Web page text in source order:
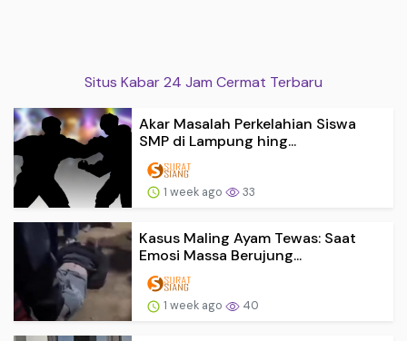
Situs Kabar 24 Jam Cermat Terbaru
Akar Masalah Perkelahian Siswa
SMP di Lampung hing...
1 week ago 33
Kasus Maling Ayam Tewas: Saat
Emosi Massa Berujung...
1 week ago 40